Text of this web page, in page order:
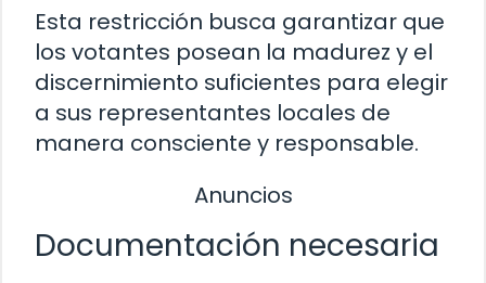
Esta restricción busca garantizar que
los votantes posean la madurez y el
discernimiento suficientes para elegir
a sus representantes locales de
manera consciente y responsable.
Anuncios
Documentación necesaria